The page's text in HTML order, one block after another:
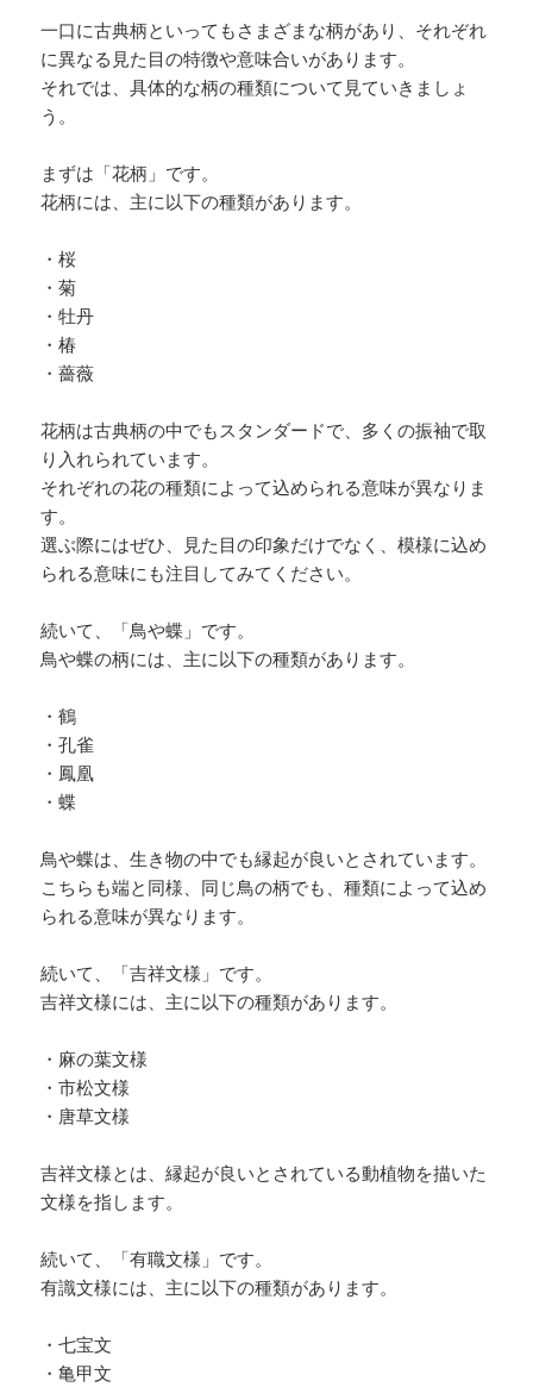
一口に古典柄といってもさまざまな柄があり、それぞれ
に異なる見た目の特徴や意味合いがあります。
それでは、具体的な柄の種類について見ていきましょ
う。
まずは「花柄」です。
花柄には、主に以下の種類があります。
・桜
・菊
・牡丹
・椿
・薔薇
花柄は古典柄の中でもスタンダードで、多くの振袖で取
り入れられています。
それぞれの花の種類によって込められる意味が異なりま
す。
選ぶ際にはぜひ、見た目の印象だけでなく、模様に込め
られる意味にも注目してみてください。
続いて、「鳥や蝶」です。
鳥や蝶の柄には、主に以下の種類があります。
・鶴
・孔雀
・鳳凰
・蝶
鳥や蝶は、生き物の中でも縁起が良いとされています。
こちらも端と同様、同じ鳥の柄でも、種類によって込め
られる意味が異なります。
続いて、「吉祥文様」です。
吉祥文様には、主に以下の種類があります。
・麻の葉文様
・市松文様
・唐草文様
吉祥文様とは、縁起が良いとされている動植物を描いた
文様を指します。
続いて、「有職文様」です。
有識文様には、主に以下の種類があります。
・七宝文
・亀甲文